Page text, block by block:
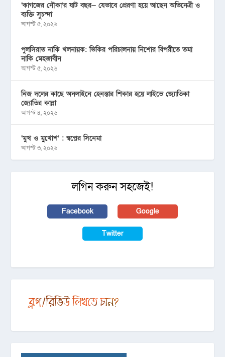
‘কাগজের নৌকা’র ষাট বছর— যেভাবে প্রেরণা হয়ে আছেন অভিনেত্রী ও
ব্যক্তি সুচন্দা
আগস্ট ৫, ২০২৬
পুলসিরাত নাকি খলনায়ক: ভিকির পরিচালনায় নিশোর বিপরীতে তমা
নাকি মেহজাবীন
আগস্ট ৫, ২০২৬
নিজ দলের কাছে অনলাইনে হেনস্তার শিকার হয়ে লাইভে জ্যোতিকা
জ্যোতির কান্না
আগস্ট ৪, ২০২৬
‘মুখ ও মু্খোশ’ : স্বপ্নের সিনেমা
আগস্ট ৩, ২০২৬
লগিন করুন সহজেই!
Facebook Google
Twitter